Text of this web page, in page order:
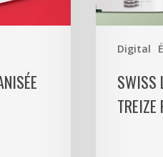
Digital
l’immeuble
Palat1n
SWISS
TREIZE